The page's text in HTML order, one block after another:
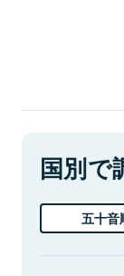
国別で
五十音